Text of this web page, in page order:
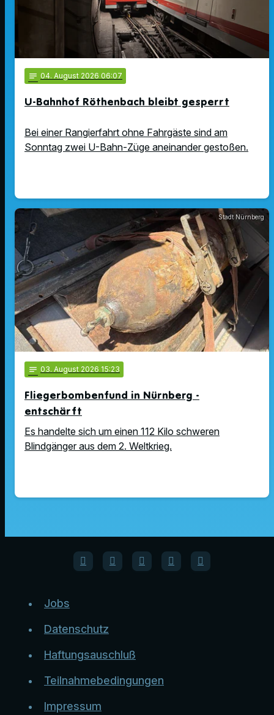
notes 04. August 2026 06:07
U-Bahnhof Röthenbach bleibt gesperrt
Bei einer Rangierfahrt ohne Fahrgäste sind am
Sonntag zwei U-Bahn-Züge aneinander gestoßen.
Stadt Nürnberg
notes 03. August 2026 15:23
Fliegerbombenfund in Nürnberg -
entschärft
Es handelte sich um einen 112 Kilo schweren
Blindgänger aus dem 2. Weltkrieg.
Jobs
Datenschutz
Haftungsauschluß
Teilnahmebedingungen
Impressum